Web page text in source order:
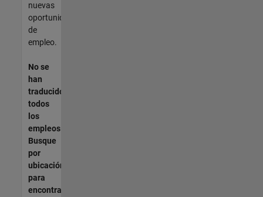
nuevas
oportunidades
de
empleo.
No se
han
traducido
todos
los
empleos.
Busque
por
ubicación
para
encontrar